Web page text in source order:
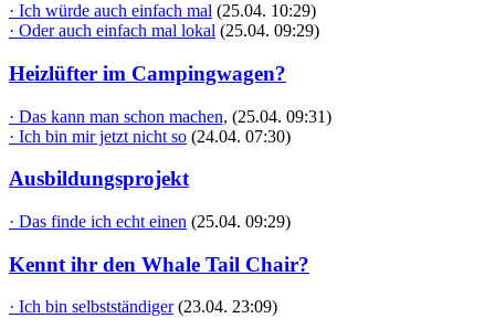
· Ich würde auch einfach mal (25.04. 10:29)
· Oder auch einfach mal lokal (25.04. 09:29)
Heizlüfter im Campingwagen?
· Das kann man schon machen, (25.04. 09:31)
· Ich bin mir jetzt nicht so (24.04. 07:30)
Ausbildungsprojekt
· Das finde ich echt einen (25.04. 09:29)
Kennt ihr den Whale Tail Chair?
· Ich bin selbstständiger (23.04. 23:09)